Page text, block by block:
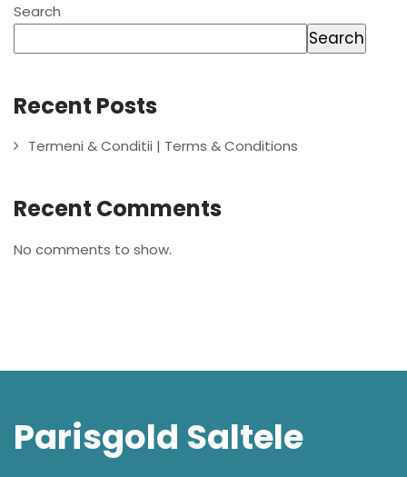
Search
Search
Recent Posts
Termeni & Conditii | Terms & Conditions
Recent Comments
No comments to show.
Parisgold Saltele